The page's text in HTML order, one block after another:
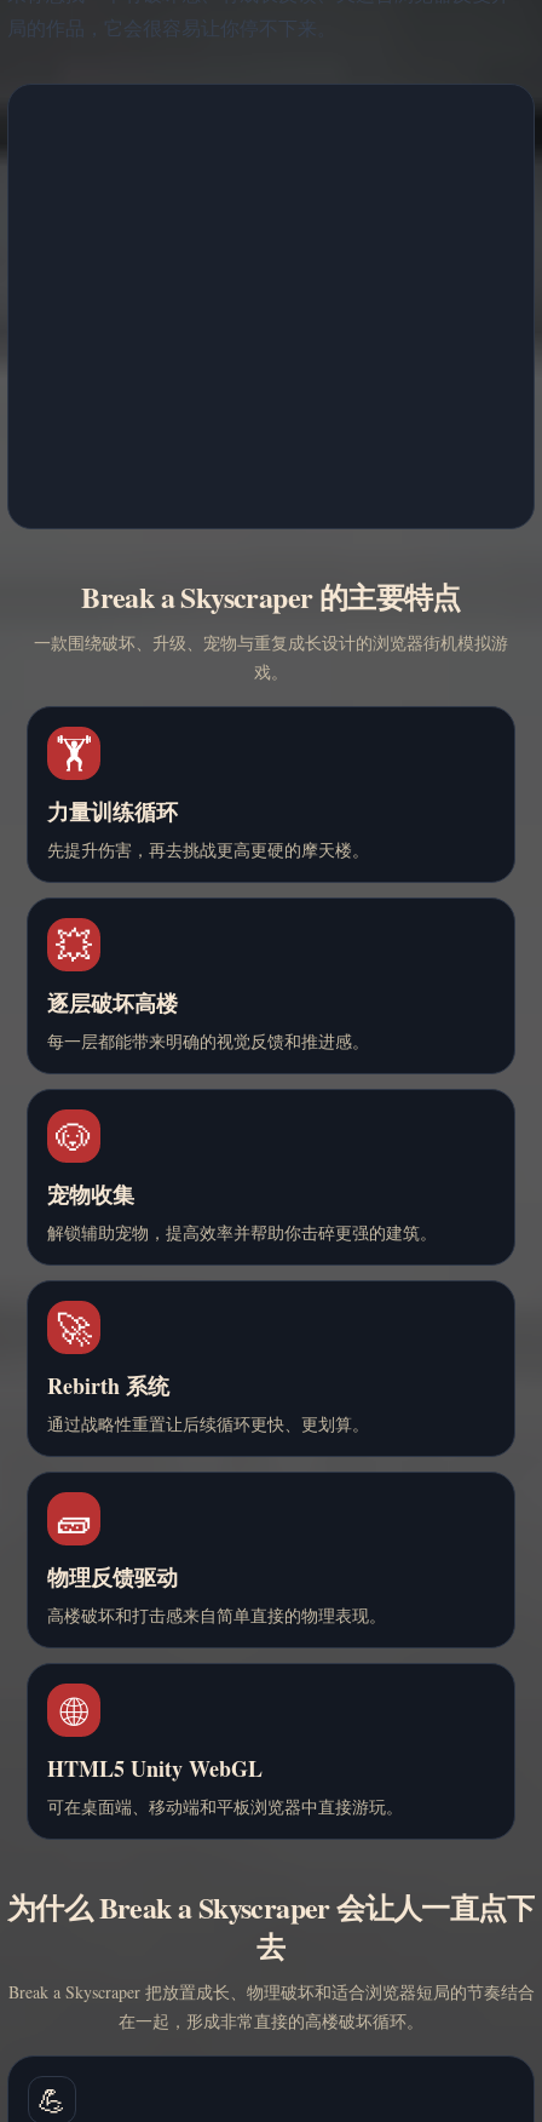
局的作品，它会很容易让你停不下来。
Break a Skyscraper 的主要特点
一款围绕破坏、升级、宠物与重复成长设计的浏览器街机模拟游
戏。
🏋️
力量训练循环
先提升伤害，再去挑战更高更硬的摩天楼。
💥
逐层破坏高楼
每一层都能带来明确的视觉反馈和推进感。
🐶
宠物收集
解锁辅助宠物，提高效率并帮助你击碎更强的建筑。
🚀
Rebirth 系统
通过战略性重置让后续循环更快、更划算。
🧱
物理反馈驱动
高楼破坏和打击感来自简单直接的物理表现。
🌐
HTML5 Unity WebGL
可在桌面端、移动端和平板浏览器中直接游玩。
为什么 Break a Skyscraper 会让人一直点下
去
Break a Skyscraper 把放置成长、物理破坏和适合浏览器短局的节奏结合
在一起，形成非常直接的高楼破坏循环。
💪